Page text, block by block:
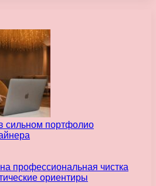
сильном портфолио
профессиональная чистка
ориентиры